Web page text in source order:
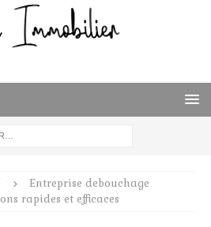
Entreprise debouchage
rapides et efficaces